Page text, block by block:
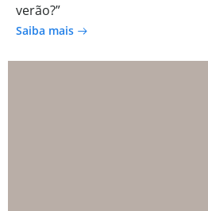
verão?”
Saiba mais